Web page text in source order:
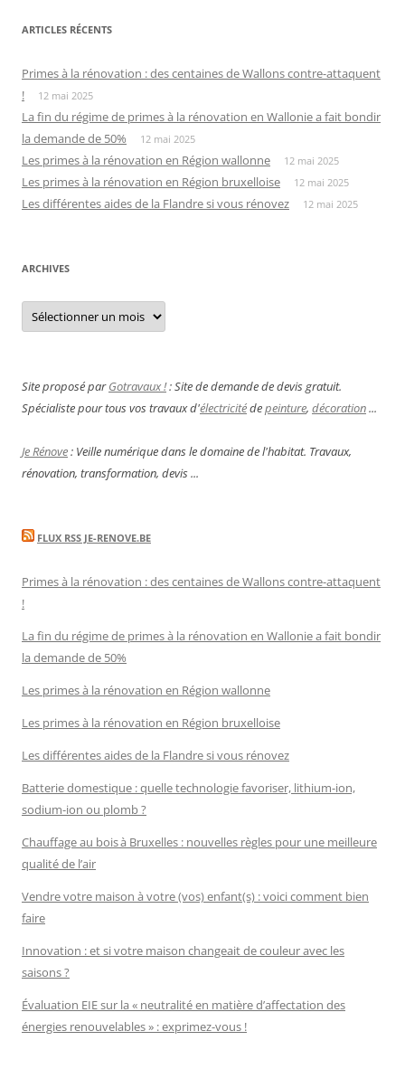
ARTICLES RÉCENTS
Primes à la rénovation : des centaines de Wallons contre-attaquent
!
12 mai 2025
La fin du régime de primes à la rénovation en Wallonie a fait bondir
la demande de 50%
12 mai 2025
Les primes à la rénovation en Région wallonne 12 mai 2025
Les primes à la rénovation en Région bruxelloise 12 mai 2025
Les différentes aides de la Flandre si vous rénovez 12 mai 2025
ARCHIVES
Archives
Site proposé parGotravaux !: Site de demande de devis gratuit.
Spécialiste pour tous vos travaux d'électricitédepeinture, décoration...
Je Rénove: Veille numérique dans le domaine de l'habitat. Travaux,
rénovation, transformation, devis ...
FLUX RSS JE-RENOVE.BE
Primes à la rénovation : des centaines de Wallons contre-attaquent
!
La fin du régime de primes à la rénovation en Wallonie a fait bondir
la demande de 50%
Les primes à la rénovation en Région wallonne
Les primes à la rénovation en Région bruxelloise
Les différentes aides de la Flandre si vous rénovez
Batterie domestique : quelle technologie favoriser, lithium-ion,
sodium-ion ou plomb ?
Chauffage au bois à Bruxelles : nouvelles règles pour une meilleure
qualité de l’air
Vendre votre maison à votre (vos) enfant(s) : voici comment bien
faire
Innovation : et si votre maison changeait de couleur avec les
saisons ?
Évaluation EIE sur la « neutralité en matière d’affectation des
énergies renouvelables » : exprimez-vous !